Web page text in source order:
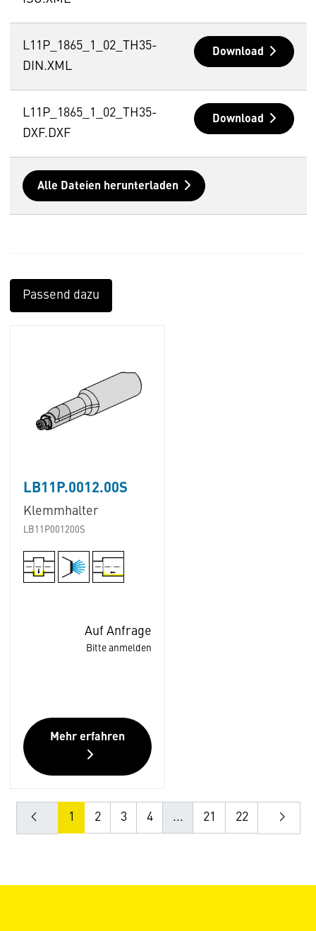
L11P_1865_1_02_TH35-
DIN.XML
Download
L11P_1865_1_02_TH35-
DXF.DXF
Download
Alle Dateien herunterladen
Passend dazu
LB11P.0012.00S
Klemmhalter
LB11P001200S
Auf Anfrage
Bitte anmelden
Mehr erfahren
1 2 3 4 ... 21 22